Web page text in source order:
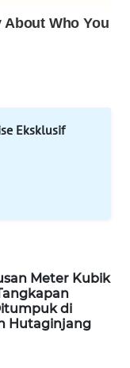
Eksklusif
Meter Kubik
di
Hutaginjang